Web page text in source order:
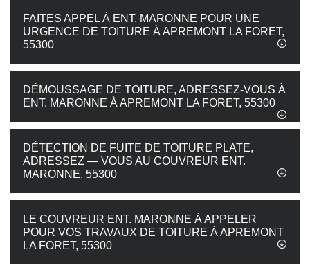
FAITES APPEL À ENT. MARONNE POUR UNE
URGENCE DE TOITURE À APREMONT LA FORET,
55300
DÉMOUSSAGE DE TOITURE, ADRESSEZ-VOUS À
ENT. MARONNE À APREMONT LA FORET, 55300
DÉTECTION DE FUITE DE TOITURE PLATE,
ADRESSEZ — VOUS AU COUVREUR ENT.
MARONNE, 55300
LE COUVREUR ENT. MARONNE À APPELER
POUR VOS TRAVAUX DE TOITURE À APREMONT
LA FORET, 55300